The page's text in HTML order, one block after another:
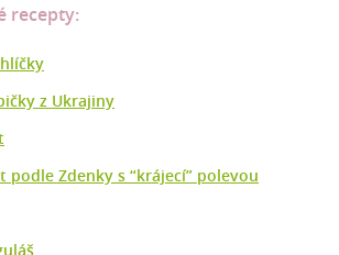
recepty:
z Ukrajiny
podle Zdenky s “krájecí” polevou